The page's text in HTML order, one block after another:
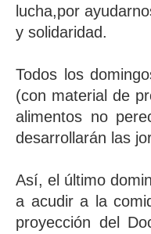
lucha,por
y solidaridad.
Todos los
(con material de
alimentos no
desarrollarán las
Así, el último
a acudir a la
proyección del